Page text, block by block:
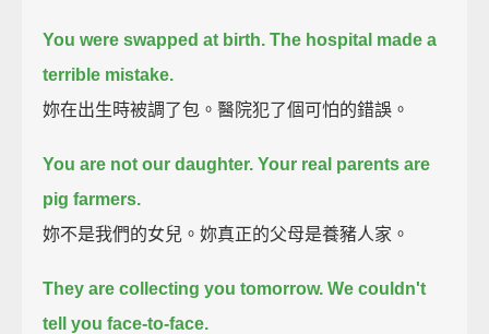
You were swapped at birth. The hospital made a
terrible mistake.
妳在出生時被調了包。醫院犯了個可怕的錯誤。
You are not our daughter. Your real parents are
pig farmers.
妳不是我們的女兒。妳真正的父母是養豬人家。
They are collecting you tomorrow. We couldn't
tell you face-to-face.